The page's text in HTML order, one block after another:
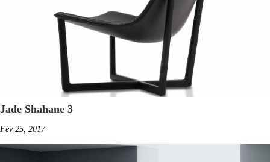
Jade Shahane 3
Fév 25, 2017